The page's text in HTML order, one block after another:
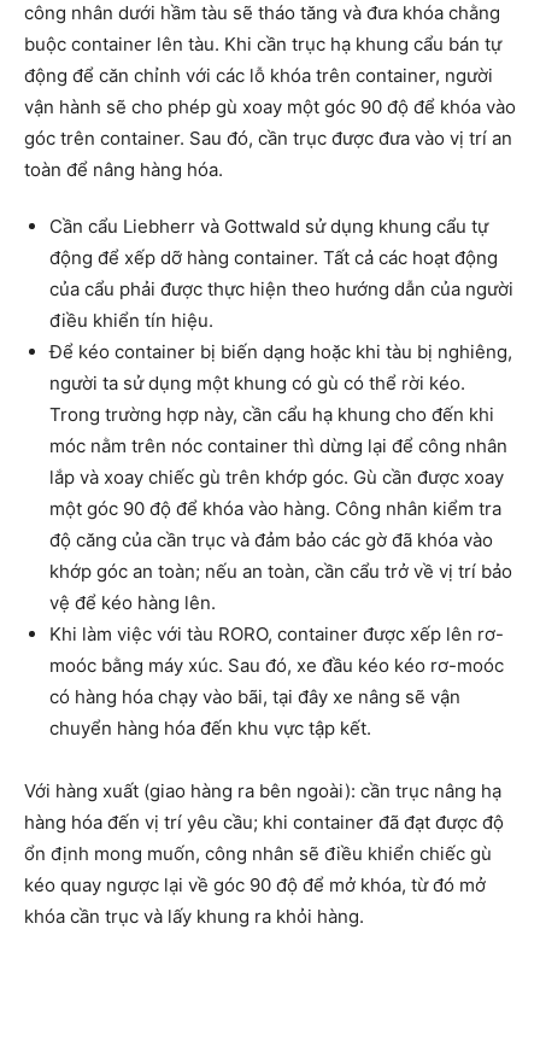
công nhân dưới hầm tàu sẽ tháo tăng và đưa khóa chằng
buộc container lên tàu. Khi cần trục hạ khung cẩu bán tự
động để căn chỉnh với các lỗ khóa trên container, người
vận hành sẽ cho phép gù xoay một góc 90 độ để khóa vào
góc trên container. Sau đó, cần trục được đưa vào vị trí an
toàn để nâng hàng hóa.
Cần cẩu Liebherr và Gottwald sử dụng khung cẩu tự
động để xếp dỡ hàng container. Tất cả các hoạt động
của cẩu phải được thực hiện theo hướng dẫn của người
điều khiển tín hiệu.
Để kéo container bị biến dạng hoặc khi tàu bị nghiêng,
người ta sử dụng một khung có gù có thể rời kéo.
Trong trường hợp này, cần cẩu hạ khung cho đến khi
móc nằm trên nóc container thì dừng lại để công nhân
lắp và xoay chiếc gù trên khớp góc. Gù cần được xoay
một góc 90 độ để khóa vào hàng. Công nhân kiểm tra
độ căng của cần trục và đảm bảo các gờ đã khóa vào
khớp góc an toàn; nếu an toàn, cần cẩu trở về vị trí bảo
vệ để kéo hàng lên.
Khi làm việc với tàu RORO, container được xếp lên rơ-
moóc bằng máy xúc. Sau đó, xe đầu kéo kéo rơ-moóc
có hàng hóa chạy vào bãi, tại đây xe nâng sẽ vận
chuyển hàng hóa đến khu vực tập kết.
Với hàng xuất (giao hàng ra bên ngoài): cần trục nâng hạ
hàng hóa đến vị trí yêu cầu; khi container đã đạt được độ
ổn định mong muốn, công nhân sẽ điều khiển chiếc gù
kéo quay ngược lại về góc 90 độ để mở khóa, từ đó mở
khóa cần trục và lấy khung ra khỏi hàng.